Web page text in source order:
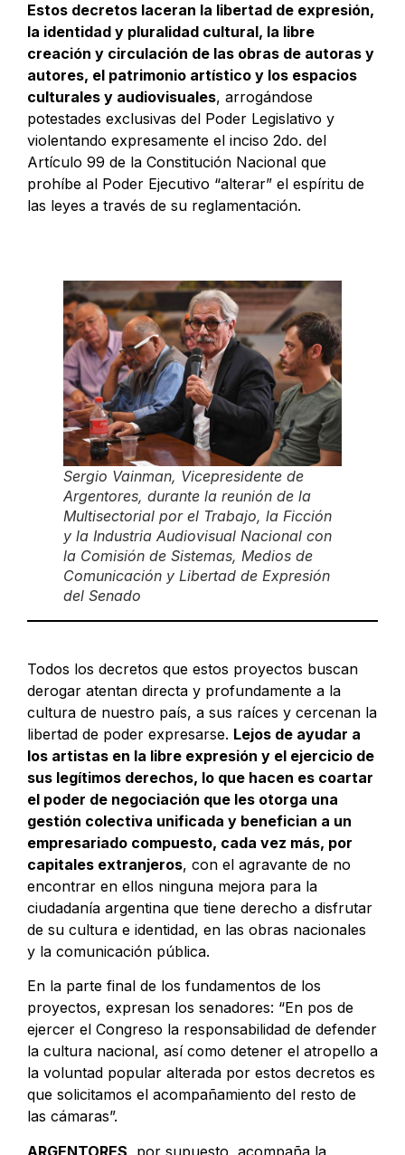
Estos decretos laceran la libertad de expresión,
la identidad y pluralidad cultural, la libre
creación y circulación de las obras de autoras y
autores, el patrimonio artístico y los espacios
culturales y audiovisuales, arrogándose
potestades exclusivas del Poder Legislativo y
violentando expresamente el inciso 2do. del
Artículo 99 de la Constitución Nacional que
prohíbe al Poder Ejecutivo “alterar” el espíritu de
las leyes a través de su reglamentación.
Sergio Vainman, Vicepresidente de
Argentores, durante la reunión de la
Multisectorial por el Trabajo, la Ficción
y la Industria Audiovisual Nacional con
la Comisión de Sistemas, Medios de
Comunicación y Libertad de Expresión
del Senado
Todos los decretos que estos proyectos buscan
derogar atentan directa y profundamente a la
cultura de nuestro país, a sus raíces y cercenan la
libertad de poder expresarse. Lejos de ayudar a
los artistas en la libre expresión y el ejercicio de
sus legítimos derechos, lo que hacen es coartar
el poder de negociación que les otorga una
gestión colectiva unificada y benefician a un
empresariado compuesto, cada vez más, por
capitales extranjeros, con el agravante de no
encontrar en ellos ninguna mejora para la
ciudadanía argentina que tiene derecho a disfrutar
de su cultura e identidad, en las obras nacionales
y la comunicación pública.
En la parte final de los fundamentos de los
proyectos, expresan los senadores: “En pos de
ejercer el Congreso la responsabilidad de defender
la cultura nacional, así como detener el atropello a
la voluntad popular alterada por estos decretos es
que solicitamos el acompañamiento del resto de
las cámaras”.
ARGENTORES , por supuesto, acompaña la